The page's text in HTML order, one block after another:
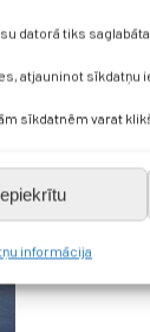
datorā tiks
atjauninot sīkdatņu
sīkdatnēm varat
informācija